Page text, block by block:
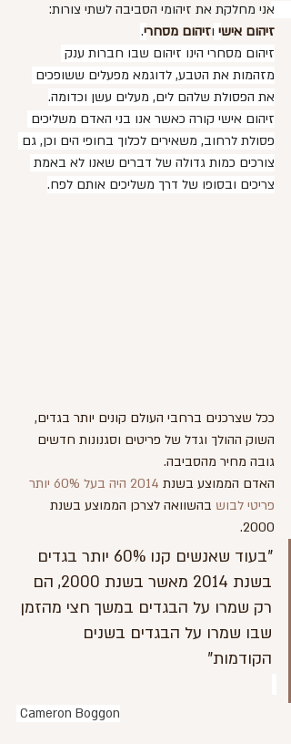
אני מחלקת את זיהומי הסביבה לשתי צורות:
זיהום אישי וזיהום מסחרי.
זיהום מסחרי הינו זיהום שבו חברות ענק
מזהמות את הטבע, לדוגמא מפעלים ששופכים
את הפסולת שלהם לים, מעלים עשן וכדומה.
זיהום אישי קורה כאשר אנו בני האדם משליכים
פסולת לרחוב, משאירים לכלוך בחופי הים וכן, גם
צורכים כמות גדולה של דברים שאנו לא באמת
צריכים ובסופו של דרך משליכים אותם לפח.
ככל שצרכנים ברחבי העולם קונים יותר בגדים,
השוק ההולך וגדל של פריטים וסגנונות חדשים
גובה מחיר מהסביבה.
האדם הממוצע בשנת
2014 היה בעל 60% יותר
פריטי לבוש בהשוואה לצרכן הממוצע בשנת
2000.
"בעוד שאנשים קנו 60% יותר בגדים
בשנת 2014 מאשר בשנת 2000, הם
רק שמרו על הבגדים במשך חצי מהזמן
שבו שמרו על הבגדים בשנים
הקודמות"
Cameron Boggon